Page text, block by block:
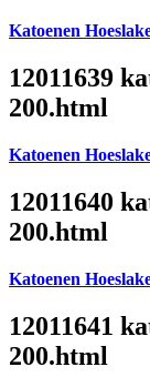
Katoenen
12011639
200.html
Katoenen
12011640
200.html
Katoenen
12011641
200.html